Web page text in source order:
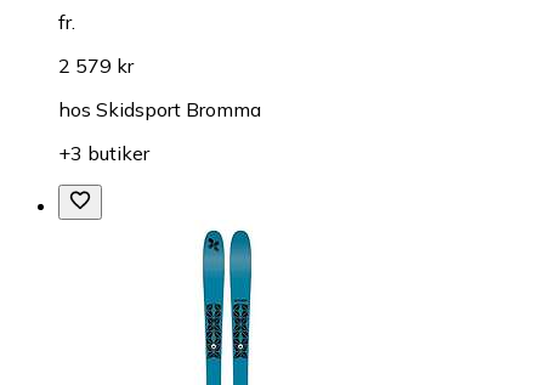
fr.
2 579 kr
hos Skidsport Bromma
+3 butiker